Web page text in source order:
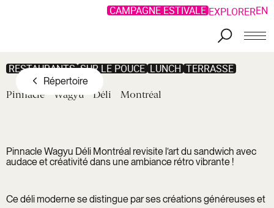
Aller au contenu principal
CAMPAGNE ESTIVALE EXPLOREREN
Répertoire
RESTAURANTS SUR LE POUCE LUNCH TERRASSE
Pinnacle Wagyu Déli Montréal
Pinnacle Wagyu Déli Montréal revisite l’art du sandwich avec
audace et créativité dans une ambiance rétro vibrante !
Ce déli moderne se distingue par ses créations généreuses et